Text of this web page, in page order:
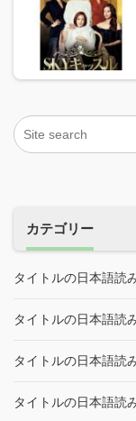
カテゴリー
タイトルの日本語読
タイトルの日本語読
タイトルの日本語読
タイトルの日本語読